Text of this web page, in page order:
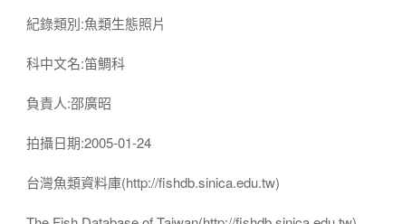
紀錄類別:魚類生態照片
科中文名:笛鯛科
負責人:邵廣昭
拍攝日期:2005-01-24
台灣魚類資料庫(http://fishdb.sinica.edu.tw)